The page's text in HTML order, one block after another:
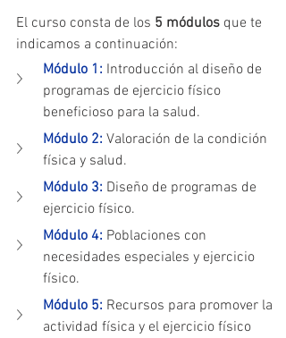
El curso consta de los 5 módulos que te
indicamos a continuación:
Módulo 1: Introducción al diseño de
programas de ejercicio físico
beneficioso para la salud.
Módulo 2: Valoración de la condición
física y salud.
Módulo 3: Diseño de programas de
ejercicio físico.
Módulo 4: Poblaciones con
necesidades especiales y ejercicio
físico.
Módulo 5: Recursos para promover la
actividad física y el ejercicio físico